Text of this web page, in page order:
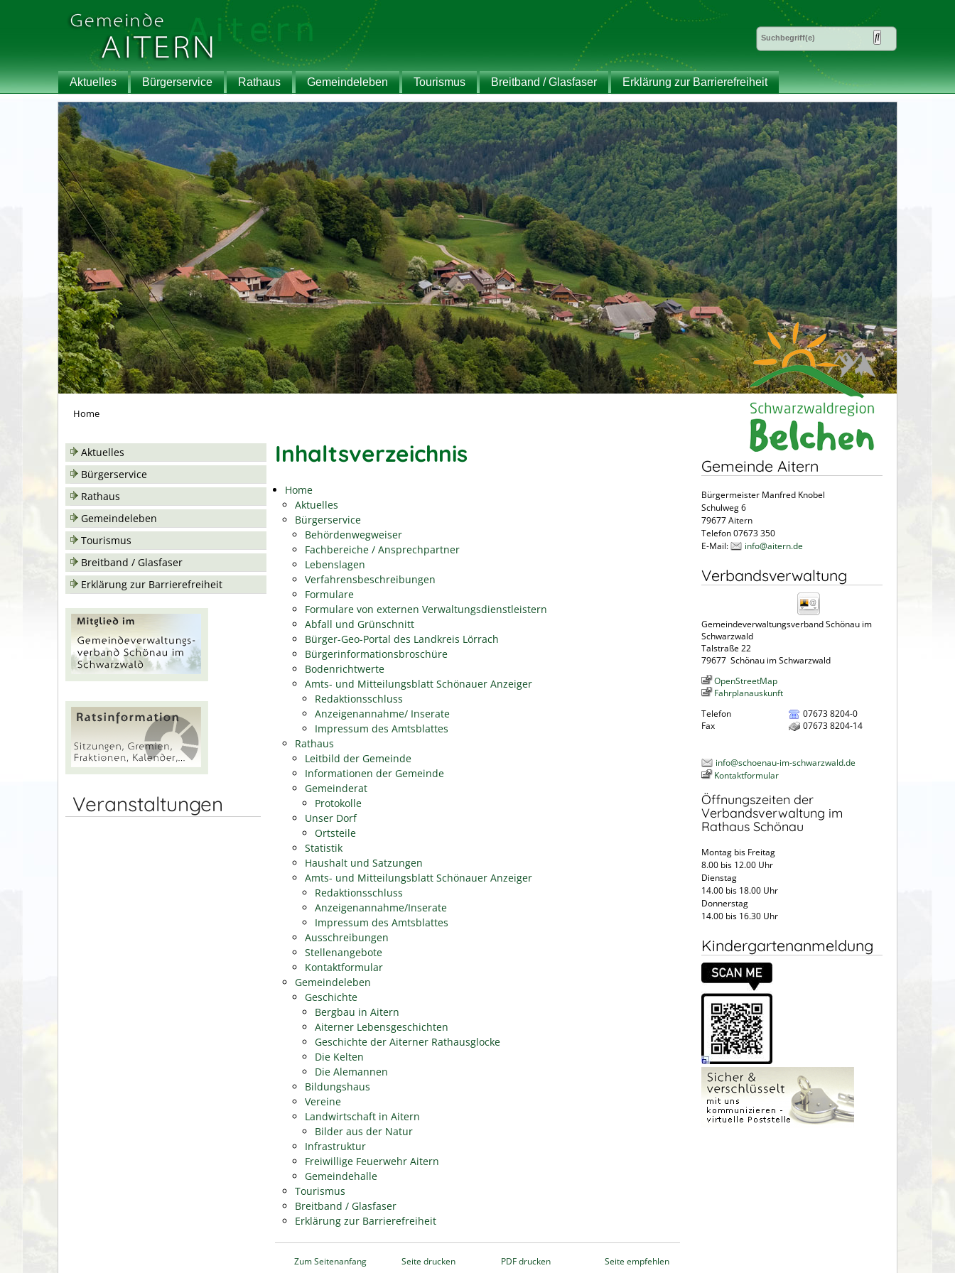
Aktuelles Bürgerservice Rathaus Gemeindeleben Tourismus Breitband / Glasfaser Erklärung zur Barrierefreiheit
Home
Aktuelles
Bürgerservice
Rathaus
Gemeindeleben
Tourismus
Breitband / Glasfaser
Erklärung zur Barrierefreiheit
Veranstaltungen
Inhaltsverzeichnis
Home
Aktuelles
Bürgerservice
Behördenwegweiser
Fachbereiche / Ansprechpartner
Lebenslagen
Verfahrensbeschreibungen
Formulare
Formulare von externen Verwaltungsdienstleistern
Abfall und Grünschnitt
Bürger-Geo-Portal des Landkreis Lörrach
Bürgerinformationsbroschüre
Bodenrichtwerte
Amts- und Mitteilungsblatt Schönauer Anzeiger
Redaktionsschluss
Anzeigenannahme/ Inserate
Impressum des Amtsblattes
Rathaus
Leitbild der Gemeinde
Informationen der Gemeinde
Gemeinderat
Protokolle
Unser Dorf
Ortsteile
Statistik
Haushalt und Satzungen
Amts- und Mitteilungsblatt Schönauer Anzeiger
Redaktionsschluss
Anzeigenannahme/Inserate
Impressum des Amtsblattes
Ausschreibungen
Stellenangebote
Kontaktformular
Gemeindeleben
Geschichte
Bergbau in Aitern
Aiterner Lebensgeschichten
Geschichte der Aiterner Rathausglocke
Die Kelten
Die Alemannen
Bildungshaus
Vereine
Landwirtschaft in Aitern
Bilder aus der Natur
Infrastruktur
Freiwillige Feuerwehr Aitern
Gemeindehalle
Tourismus
Breitband / Glasfaser
Erklärung zur Barrierefreiheit
Zum Seitenanfang Seite drucken PDF drucken Seite empfehlen
Gemeinde Aitern
Bürgermeister Manfred Knobel
Schulweg 6
79677 Aitern
Telefon 07673 350
E-Mail:
info@aitern.de
Verbandsverwaltung
Gemeindeverwaltungsverband Schönau im
Schwarzwald
Talstraße 22
79677 Schönau im Schwarzwald
OpenStreetMap
Fahrplanauskunft
Telefon
07673 8204-0
Fax
07673 8204-14
info@schoenau-im-schwarzwald.de
Kontaktformular
Öffnungszeiten der
Verbandsverwaltung im
Rathaus Schönau
Montag bis Freitag
8.00 bis 12.00 Uhr
Dienstag
14.00 bis 18.00 Uhr
Donnerstag
14.00 bis 16.30 Uhr
Kindergartenanmeldung